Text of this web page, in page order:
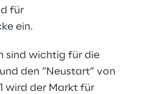
für
ein.
sind wichtig für die
den “Neustart” von
wird der Markt für